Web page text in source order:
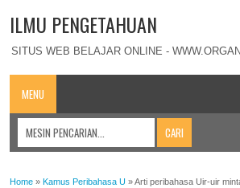
ILMU PENGETAHUAN
SITUS WEB BELAJAR ONLINE -
MENU
Home » Kamus Peribahasa U »Arti peribahasa Uir-uir